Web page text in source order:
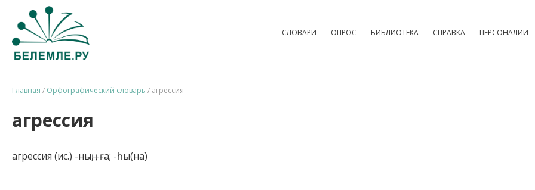
СЛОВАРИ ОПРОС БИБЛИОТЕКА СПРАВКА ПЕРСОНАЛИИ
Главная / Орфографический словарь / агрессия
агрессия
агрессия (ис.) -ның, -ға; -һы(на)